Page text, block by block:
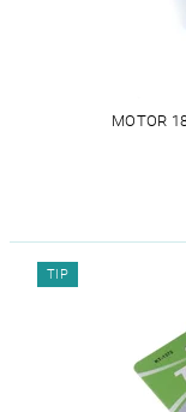
MOTOR
TIP